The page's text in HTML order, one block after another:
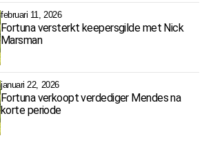
februari 11, 2026
Fortuna versterkt keepersgilde met Nick
Marsman
januari 22, 2026
Fortuna verkoopt verdediger Mendes na
korte periode